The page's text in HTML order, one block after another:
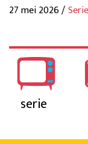
27 mei 2026 /Serie
serie